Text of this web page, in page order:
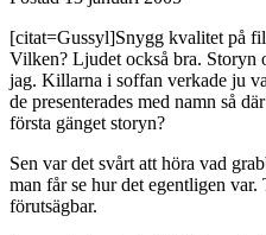
[citat=Gussyl]Snygg kvalitet på
Vilken? Ljudet också bra. Storyn
jag. Killarna i soffan verkade ju
de presenterades med namn så
första gänget storyn?
Sen var det svårt att höra vad
man får se hur det egentligen
förutsägbar.